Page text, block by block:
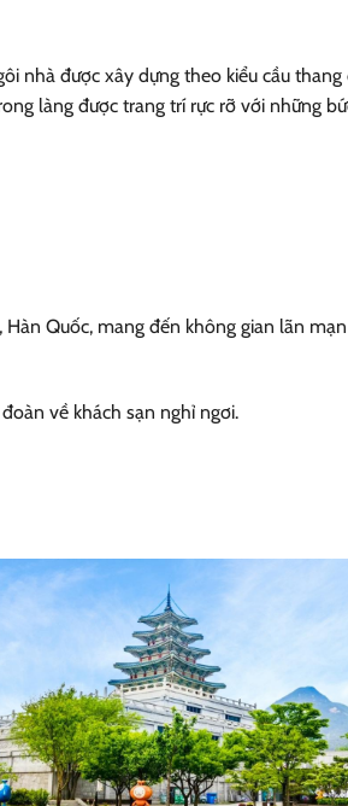
nhà được xây dựng theo kiểu cầu
làng được trang trí rực rỡ với những
Quốc, mang đến không gian lãn
về khách sạn nghỉ ngơi.